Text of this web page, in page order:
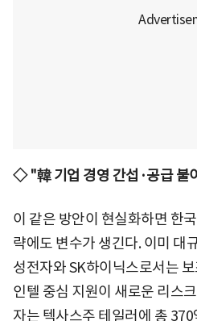
◇ "韓 기업 경영 간섭·공급 불
이 같은 방안이 현실화하면 한
략에도 변수가 생긴다. 이미 대
성전자와 SK하이닉스로서는
인텔 중심 지원이 새로운 리스
자는 텍사스주 테일러에 총